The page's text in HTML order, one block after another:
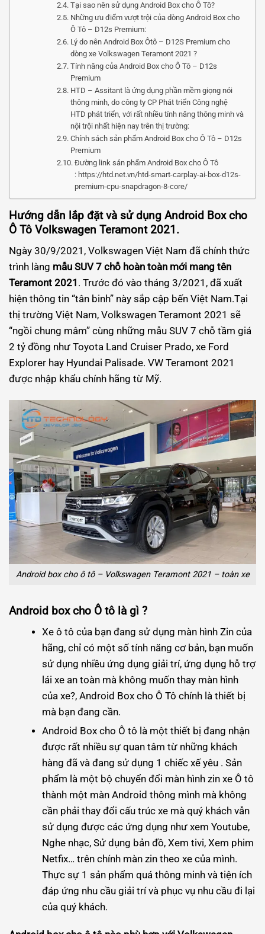
Tại sao nên sử dụng Android Box cho Ô Tô?
Những ưu điểm vượt trội của dòng Android Box cho
Ô Tô – D12s Premium:
Lý do nên Android Box Ôtô – D12S Premium cho
dòng xe Volkswagen Teramont 2021 ?
Tính năng của Android Box cho Ô Tô – D12s
Premium
HTD – Assitant là ứng dụng phần mềm giọng nói
thông minh, do công ty CP Phát triển Công nghệ
HTD phát triển, với rất nhiều tính năng thông minh và
nội trội nhất hiện nay trên thị trường:
Chính sách sản phẩm Android Box cho Ô Tô – D12s
Premium
Đường link sản phẩm Android Box cho Ô Tô
: https://htd.net.vn/htd-smart-carplay-ai-box-d12s-
premium-cpu-snapdragon-8-core/
Hướng dẫn lắp đặt và sử dụng Android Box cho
Ô Tô Volkswagen Teramont 2021.
Ngày 30/9/2021, Volkswagen Việt Nam đã chính thức
trình làng mẫu SUV 7 chỗ hoàn toàn mới mang tên
Teramont 2021 . Trước đó vào tháng 3/2021, đã xuất
hiện thông tin “tân binh” này sắp cập bến Việt Nam.Tại
thị trường Việt Nam, Volkswagen Teramont 2021 sẽ
“ngồi chung mâm” cùng những mẫu SUV 7 chỗ tầm giá
2 tỷ đồng như Toyota Land Cruiser Prado, xe Ford
Explorer hay Hyundai Palisade. VW Teramont 2021
được nhập khẩu chính hãng từ Mỹ.
Android box cho ô tô – Volkswagen Teramont 2021 – toàn xe
Android box cho Ô tô là gì ?
Xe ô tô của bạn đang sử dụng màn hình Zin của
hãng, chỉ có một số tính năng cơ bản, bạn muốn
sử dụng nhiều ứng dụng giải trí, ứng dụng hỗ trợ
lái xe an toàn mà không muốn thay màn hình
của xe?, Android Box cho Ô Tô chính là thiết bị
mà bạn đang cần.
Android Box cho Ô tô là một thiết bị đang nhận
được rất nhiều sự quan tâm từ những khách
hàng đã và đang sử dụng 1 chiếc xế yêu . Sản
phẩm là một bộ chuyển đổi màn hình zin xe Ô tô
thành một màn Android thông mình mà không
cần phải thay đổi cấu trúc xe mà quý khách vẫn
sử dụng được các ứng dụng như xem Youtube,
Nghe nhạc, Sử dụng bản đồ, Xem tivi, Xem phim
Netfix… trên chính màn zin theo xe của mình.
Thực sự 1 sản phẩm quá thông minh và tiện ích
đáp ứng nhu cầu giải trí và phục vụ nhu cầu đi lại
của quý khách.